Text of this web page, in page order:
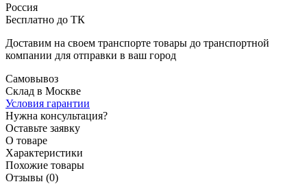
Россия
Бесплатно до ТК
Доставим на своем транспорте товары до транспортной
компании для отправки в ваш город
Самовывоз
Склад в Москве
Условия гарантии
Нужна консультация?
Оставьте заявку
О товаре
Характеристики
Похожие товары
Отзывы (0)